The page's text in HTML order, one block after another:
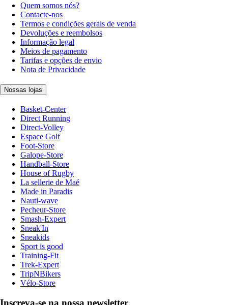
Quem somos nós?
Contacte-nos
Termos e condições gerais de venda
Devoluções e reembolsos
Informação legal
Meios de pagamento
Tarifas e opções de envio
Nota de Privacidade
Nossas lojas
Basket-Center
Direct Running
Direct-Volley
Espace Golf
Foot-Store
Galope-Store
Handball-Store
House of Rugby
La sellerie de Maé
Made in Paradis
Nauti-wave
Pecheur-Store
Smash-Expert
Sneak'In
Sneakids
Sport is good
Training-Fit
Trek-Expert
TripNBikers
Vélo-Store
Inscreva-se na nossa newsletter